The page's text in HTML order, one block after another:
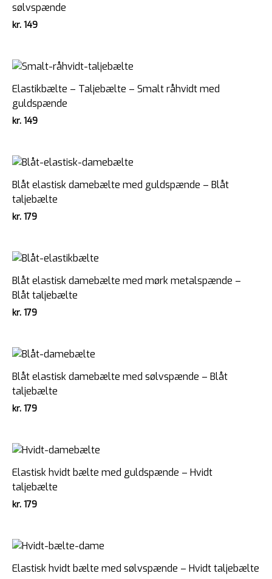
sølvspænde
kr. 149
Elastikbælte – Taljebælte – Smalt råhvidt med
guldspænde
kr. 149
Blåt elastisk damebælte med guldspænde – Blåt
taljebælte
kr. 179
Blåt elastisk damebælte med mørk metalspænde –
Blåt taljebælte
kr. 179
Blåt elastisk damebælte med sølvspænde – Blåt
taljebælte
kr. 179
Elastisk hvidt bælte med guldspænde – Hvidt
taljebælte
kr. 179
Elastisk hvidt bælte med sølvspænde – Hvidt taljebælte